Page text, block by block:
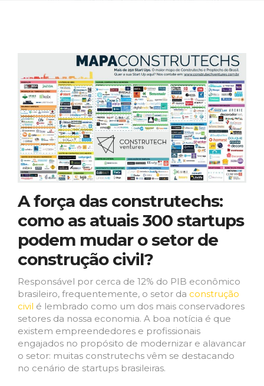
A força das construtechs:
como as atuais 300 startups
podem mudar o setor de
construção civil?
Responsável por cerca de 12% do PIB econômico
brasileiro, frequentemente, o setor da construção
civil é lembrado como um dos mais conservadores
setores da nossa economia. A boa notícia é que
existem empreendedores e profissionais
engajados no propósito de modernizar e alavancar
o setor: muitas construtechs vêm se destacando
no cenário de startups brasileiras.